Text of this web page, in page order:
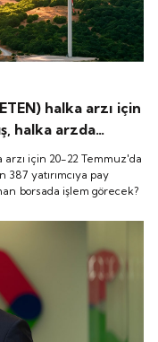
halka arzı için
halka arzda
dağıtımı
borsada
arzı için 20-22 Temmuz'da
387 yatırımcıya pay
borsada işlem görecek?